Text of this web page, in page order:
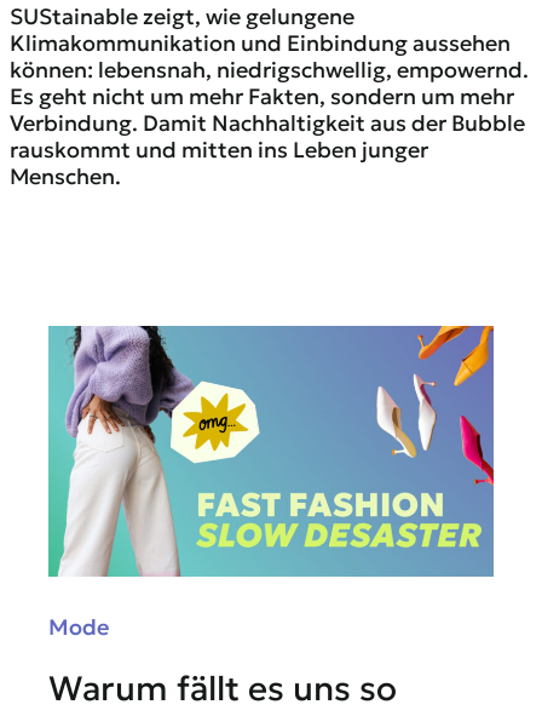
SUStainable zeigt, wie gelungene
Klimakommunikation und Einbindung aussehen
können: lebensnah, niedrigschwellig, empowernd.
Es geht nicht um mehr Fakten, sondern um mehr
Verbindung. Damit Nachhaltigkeit aus der Bubble
rauskommt und mitten ins Leben junger
Menschen.
Mode
Warum fällt es uns so